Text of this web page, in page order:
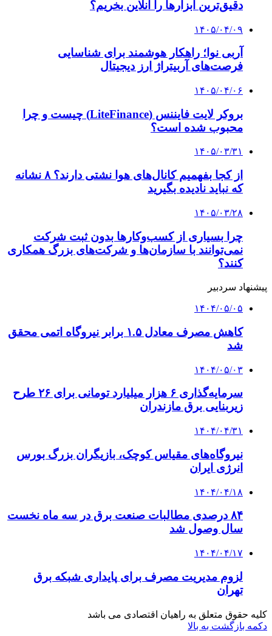
دقیق‌ترین ابزارها را آنلاین بخریم؟
۱۴۰۵/۰۴/۰۹
آربی نوا؛ راهکار هوشمند برای شناسایی
فرصت‌های آربیتراژ ارز دیجیتال
۱۴۰۵/۰۴/۰۶
بروکر لایت فایننس (LiteFinance) چیست و چرا
محبوب شده است؟
۱۴۰۵/۰۳/۳۱
از کجا بفهمیم کانال‌های هوا نشتی دارند؟ ۸ نشانه
که نباید نادیده بگیرید
۱۴۰۵/۰۳/۲۸
چرا بسیاری از کسب‌وکارها بدون ثبت شرکت
نمی‌توانند با سازمان‌ها و شرکت‌های بزرگ همکاری
کنند؟
پیشنهاد سردبیر
۱۴۰۴/۰۵/۰۵
کاهش مصرف معادل ۱.۵ برابر نیروگاه اتمی محقق
شد
۱۴۰۴/۰۵/۰۳
سرمایه‌گذاری ۶ هزار میلیارد تومانی برای ۲۶ طرح
زیربنایی برق مازندران
۱۴۰۴/۰۴/۳۱
نیروگاه‌های مقیاس کوچک، بازیگران بزرگ بورس
انرژی ایران
۱۴۰۴/۰۴/۱۸
۸۴ درصدی مطالبات صنعت برق در سه ماه نخست
سال وصول شد
۱۴۰۴/۰۴/۱۷
لزوم مدیریت مصرف برای پایداری شبکه برق
تهران
کلیه حقوق متعلق به راهیان اقتصادی می باشد
دکمه بازگشت به بالا